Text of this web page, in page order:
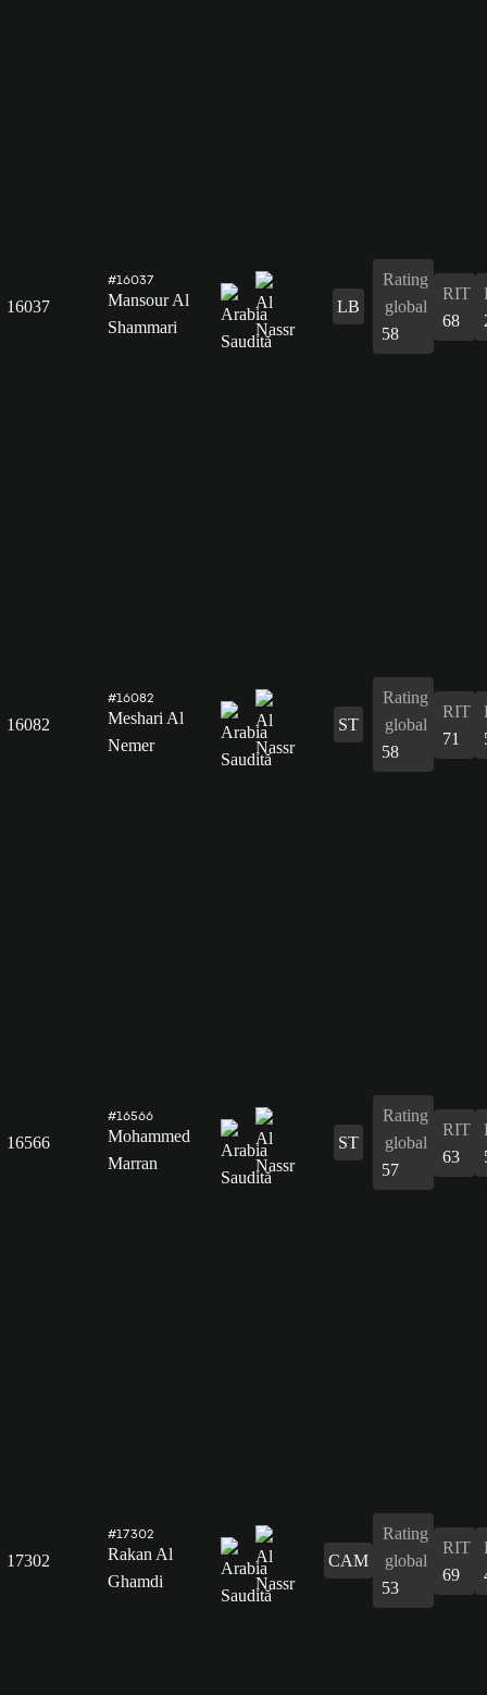
16037
#16037
Mansour Al
Shammari
LB
Rating
global
58
RIT
68
16082
#16082
Meshari Al
Nemer
ST
Rating
global
58
RIT
71
16566
#16566
Mohammed
Marran
ST
Rating
global
57
RIT
63
17302
#17302
Rakan Al
Ghamdi
CAM
Rating
global
53
RIT
69